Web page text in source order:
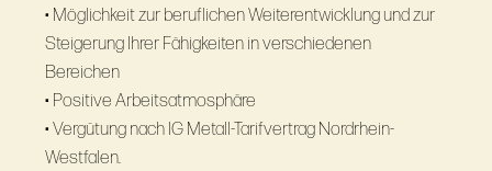
• Möglichkeit zur beruflichen Weiterentwicklung und zur
Steigerung Ihrer Fähigkeiten in verschiedenen
Bereichen
• Positive Arbeitsatmosphäre
• Vergütung nach IG Metall-Tarifvertrag Nordrhein-
Westfalen.